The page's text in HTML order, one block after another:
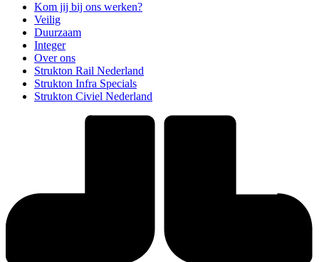
Kom jij bij ons werken?
Veilig
Duurzaam
Integer
Over ons
Strukton Rail Nederland
Strukton Infra Specials
Strukton Civiel Nederland